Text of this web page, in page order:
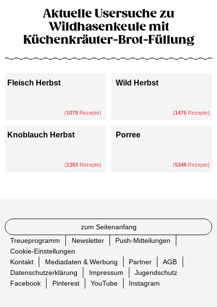
Aktuelle Usersuche zu
Wildhasenkeule mit
Küchenkräuter-Brot-Füllung
Fleisch Herbst
(1079 Rezepte)
Wild Herbst
(1475 Rezepte)
Knoblauch Herbst
(1383 Rezepte)
Porree
(5348 Rezepte)
zum Seitenanfang
Treueprogramm
Newsletter
Push-Mitteilungen
Cookie-Einstellungen
Kontakt
Mediadaten & Werbung Partner
AGB
Datenschutzerklärung
Impressum
Jugendschutz
Facebook
Pinterest YouTube Instagram